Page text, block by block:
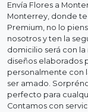
Envía Flores a
Monterrey, donde
Premium, no lo
nosotros y ten la
domicilio será con
diseños elaborados
personalmente con
ser amado.
perfecto para
Contamos con